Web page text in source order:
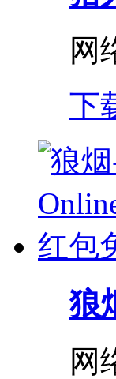
网
下
狼
网